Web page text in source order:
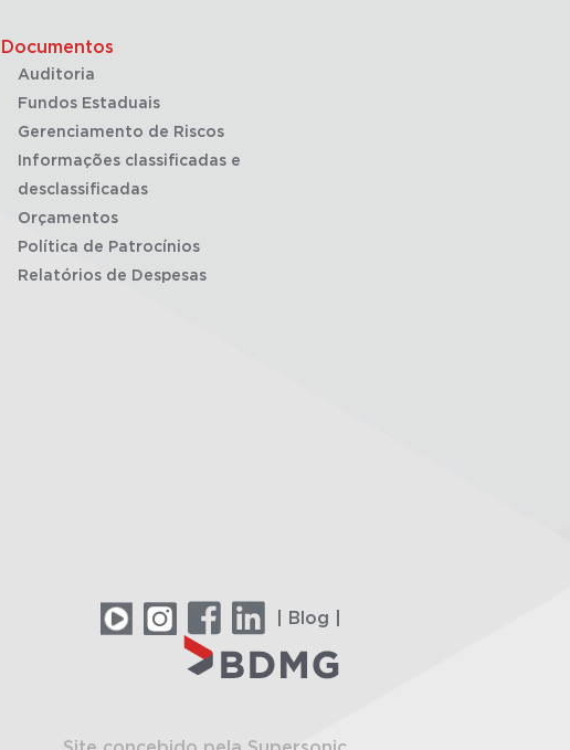
Documentos
Auditoria
Fundos Estaduais
Gerenciamento de Riscos
Informações classificadas e
desclassificadas
Orçamentos
Política de Patrocínios
Relatórios de Despesas
| Blog |